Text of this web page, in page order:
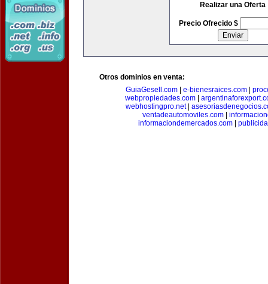
Realizar una Oferta
Precio Ofrecido $
Otros dominios en venta:
GuiaGesell.com
e-bienesraices.com
webpropiedades.com
webhostingpro.net|
ventadeautomoviles.com|
informaciondemercados.com|